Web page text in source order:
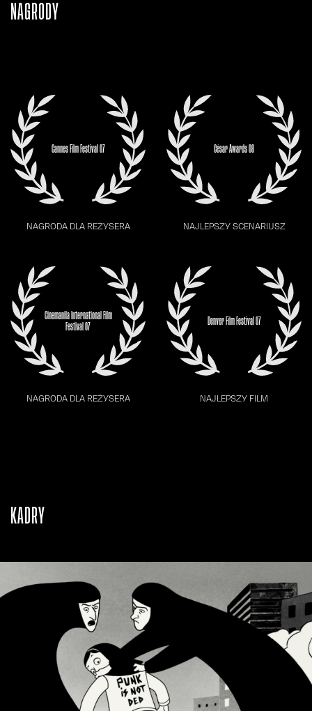
NAGRODY
Cannes Film Festival 07
NAGRODA DLA REŻYSERA
César Awards 08
NAJLEPSZY SCENARIUSZ
Cinemanila International Film
Festival 07
NAGRODA DLA REŻYSERA
Denver Film Festival 07
NAJLEPSZY FILM
KADRY